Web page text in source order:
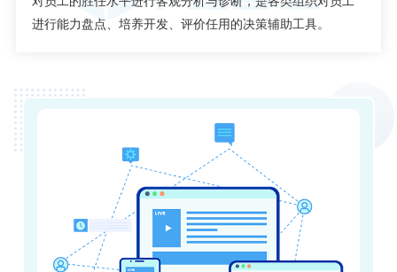
进行能力盘点、培养开发、评价任用的决策辅助工具。